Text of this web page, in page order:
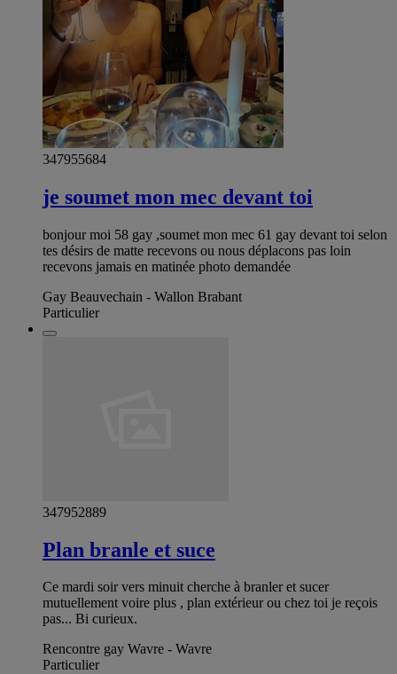
347955684
je soumet mon mec devant toi
bonjour moi 58 gay ,soumet mon mec 61 gay devant toi selon
tes désirs de matte recevons ou nous déplacons pas loin
recevons jamais en matinée photo demandée
Gay Beauvechain - Wallon Brabant
Particulier
347952889
Plan branle et suce
Ce mardi soir vers minuit cherche à branler et sucer
mutuellement voire plus , plan extérieur ou chez toi je reçois
pas... Bi curieux.
Rencontre gay Wavre - Wavre
Particulier